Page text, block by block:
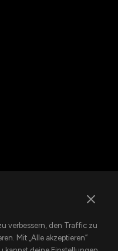
verbessern, den Traffic zu
Mit „Alle akzeptieren”